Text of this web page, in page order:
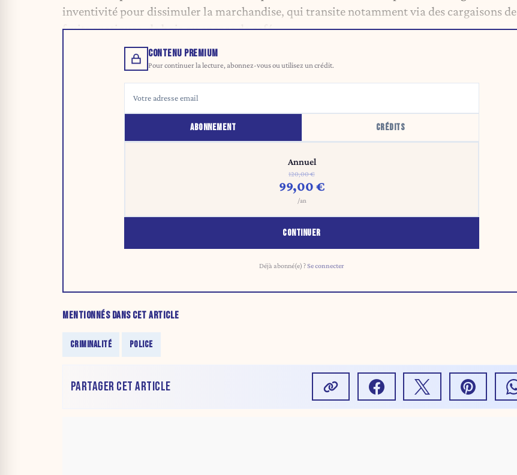
inventivité pour dissimuler la marchandise, qui transite notamment via des cargaisons de
fruits exotiques, de bois ou encore de café.
CONTENU PREMIUM
Pour continuer la lecture, abonnez-vous ou utilisez un crédit.
ABONNEMENT CRÉDITS
Annuel
120,00 €
99,00 €
/an
CONTINUER
Déjà abonné(e) ?Se connecter
MENTIONNÉS DANS CET ARTICLE
CRIMINALITÉ POLICE
PARTAGER CET ARTICLE